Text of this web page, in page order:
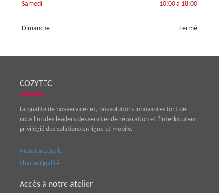
Samedi
10:00 à 18:00
Dimanche Fermé
COZYTEC
La qualité de nos services et, nos solutions innovantes font de
nous l'un des leaders des services de réparation et l'interlocuteur
privilégié des solutions en ligne et mobile.
Mention Légale
Charte Qualité
Accès à notre atelier